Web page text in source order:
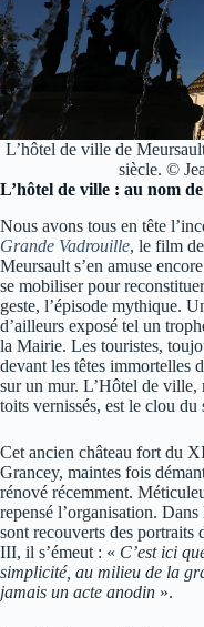
L’hôtel de ville de
siècle. ©
L’hôtel de ville : au nom
Nous avons tous en tête
Grande Vadrouille, le film
Meursault s’en amuse
se mobiliser pour
geste, l’épisode mythique.
d’ailleurs exposé tel un
la Mairie. Les touristes,
devant les têtes immortelles
sur un mur. L’Hôtel de ville,
toits vernissés, est le clou du
Cet ancien château fort du
Grancey, maintes fois
rénové récemment.
repensé l’organisation.
sont recouverts des portraits
III, il s’émeut : « C’est ici
simplicité, au milieu de la
jamais un acte anodin ».